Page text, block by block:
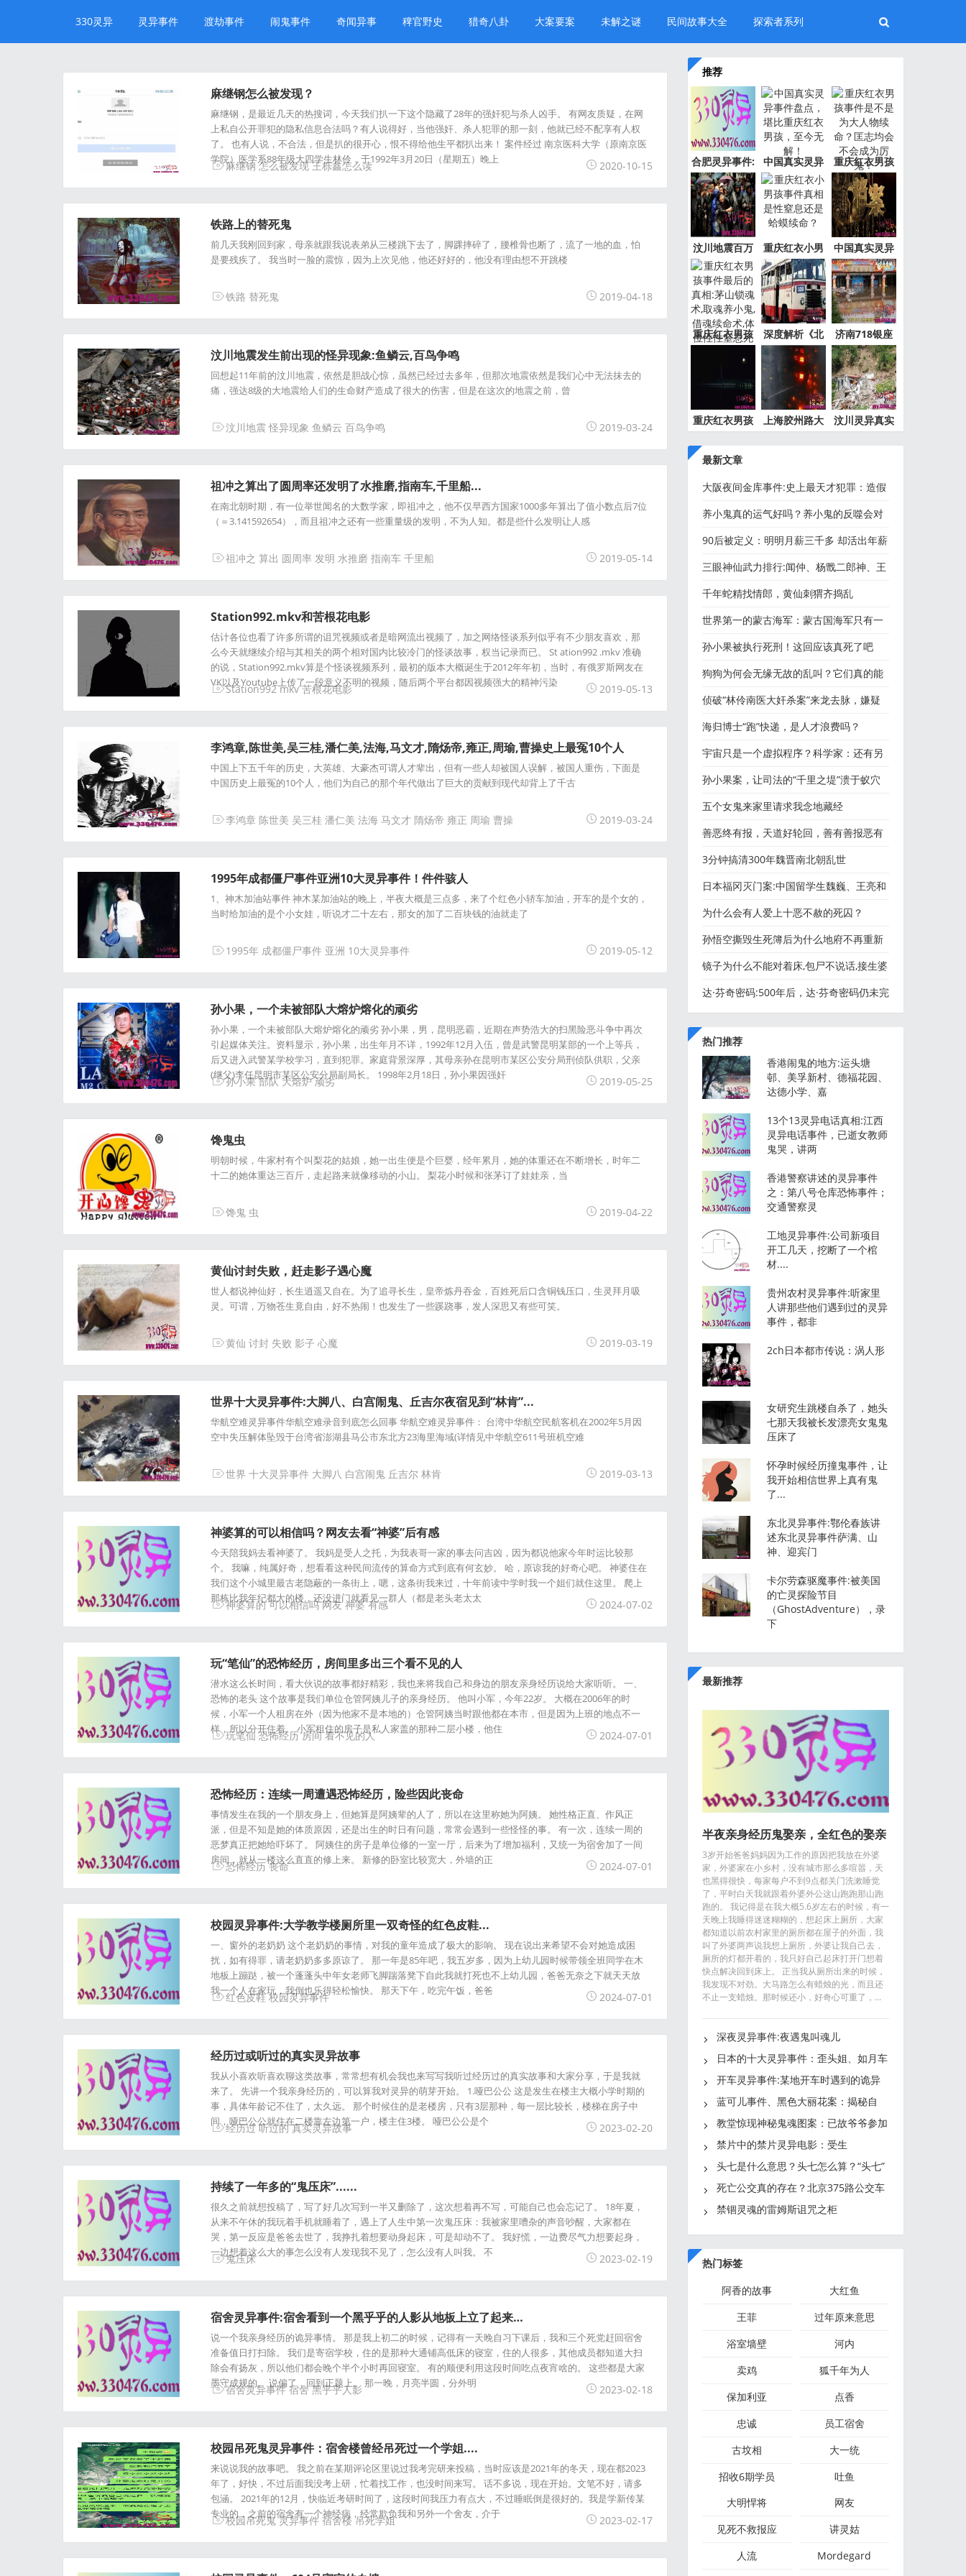
330灵异 灵异事件 渡劫事件 闹鬼事件 奇闻异事 稗官野史 猎奇八卦 大案要案 未解之谜 民间故事大全 探索者系列
麻继钢怎么被发现？
麻继钢，是最近几天的热搜词，今天我们扒一下这个隐藏了28年的强奸犯与杀人凶手。 有网友质疑，在网
上私自公开罪犯的隐私信息合法吗？有人说得好，当他强奸、杀人犯罪的那一刻，他就已经不配享有人权
了。 也有人说，不合法，但是扒的很开心，恨不得给他生平都扒出来！ 案件经过 南京医科大学（原南京医
学院）医学系88年级大四学生林伶，于1992年3月20日（星期五）晚上
麻继钢 怎么被发现 王栎鑫怎么读 2020-10-15
铁路上的替死鬼
前几天我刚回到家，母亲就跟我说表弟从三楼跳下去了，脚踝摔碎了，腰椎骨也断了，流了一地的血，怕
是要残疾了。 我当时一脸的震惊，因为上次见他，他还好好的，他没有理由想不开跳楼
铁路 替死鬼 2019-04-18
汶川地震发生前出现的怪异现象:鱼鳞云,百鸟争鸣
回想起11年前的汶川地震，依然是胆战心惊，虽然已经过去多年，但那次地震依然是我们心中无法抹去的
痛，强达8级的大地震给人们的生命财产造成了很大的伤害，但是在这次的地震之前，曾
汶川地震 怪异现象 鱼鳞云 百鸟争鸣 2019-03-24
祖冲之算出了圆周率还发明了水推磨,指南车,千里船...
在南北朝时期，有一位举世闻名的大数学家，即祖冲之，他不仅早西方国家1000多年算出了值小数点后7位
（＝3.141592654），而且祖冲之还有一些重量级的发明，不为人知。都是些什么发明让人感
祖冲之 算出 圆周率 发明 水推磨 指南车 千里船 2019-05-14
Station992.mkv和苦根花电影
估计各位也看了许多所谓的诅咒视频或者是暗网流出视频了，加之网络怪谈系列似乎有不少朋友喜欢，那
么今天就继续介绍与其相关的两个相对国内比较冷门的怪谈故事，权当记录而已。 St ation992 .mkv 准确
的说，Station992.mkv算是个怪谈视频系列，最初的版本大概诞生于2012年年初，当时，有俄罗斯网友在
VK以及Youtube上传了一段意义不明的视频，随后两个平台都因视频强大的精神污染
Station992 mkv 苦根花电影 2019-05-13
李鸿章,陈世美,吴三桂,潘仁美,法海,马文才,隋炀帝,雍正,周瑜,曹操史上最冤10个人
中国上下五千年的历史，大英雄、大豪杰可谓人才辈出，但有一些人却被国人误解，被国人重伤，下面是
中国历史上最冤的10个人，他们为自己的那个年代做出了巨大的贡献到现代却背上了千古
李鸿章 陈世美 吴三桂 潘仁美 法海 马文才 隋炀帝 雍正 周瑜 曹操 2019-03-24
1995年成都僵尸事件亚洲10大灵异事件！件件骇人
1、神木加油站事件 神木某加油站的晚上，半夜大概是三点多，来了个红色小轿车加油，开车的是个女的，
当时给加油的是个小女娃，听说才二十左右，那女的加了二百块钱的油就走了
1995年 成都僵尸事件 亚洲 10大灵异事件 2019-05-12
孙小果，一个未被部队大熔炉熔化的顽劣
孙小果，一个未被部队大熔炉熔化的顽劣 孙小果，男，昆明恶霸，近期在声势浩大的扫黑险恶斗争中再次
引起媒体关注。资料显示，孙小果，出生年月不详，1992年12月入伍，曾是武警昆明某部的一个上等兵，
后又进入武警某学校学习，直到犯罪。家庭背景深厚，其母亲孙在昆明市某区公安分局刑侦队供职，父亲
(继父)李任昆明市某区公安分局副局长。 1998年2月18日，孙小果因强奸
孙小果 部队 大熔炉 顽劣 2019-05-25
馋鬼虫
明朝时候，牛家村有个叫梨花的姑娘，她一出生便是个巨婴，经年累月，她的体重还在不断增长，时年二
十二的她体重达三百斤，走起路来就像移动的小山。 梨花小时候和张茅订了娃娃亲，当
馋鬼 虫 2019-04-22
黄仙讨封失败，赶走影子遇心魔
世人都说神仙好，长生逍遥又自在。为了追寻长生，皇帝炼丹吞金，百姓死后口含铜钱压口，生灵拜月吸
灵。可谓，万物苍生竟自由，好不热闹！也发生了一些蹊跷事，发人深思又有些可笑。
黄仙 讨封 失败 影子 心魔 2019-03-19
世界十大灵异事件:大脚八、白宫闹鬼、丘吉尔夜宿见到“林肯”...
华航空难灵异事件华航空难录音到底怎么回事 华航空难灵异事件： 台湾中华航空民航客机在2002年5月因
空中失压解体坠毁于台湾省澎湖县马公市东北方23海里海域(详情见中华航空611号班机空难
世界 十大灵异事件 大脚八 白宫闹鬼 丘吉尔 林肯 2019-03-13
神婆算的可以相信吗？网友去看“神婆”后有感
今天陪我妈去看神婆了。 我妈是受人之托，为我表哥一家的事去问吉凶，因为都说他家今年时运比较那
个。 我嘛，纯属好奇，想看看这种民间流传的算命方式到底有何玄妙。 哈，原谅我的好奇心吧。 神婆住在
我们这个小城里最古老隐蔽的一条街上，嗯，这条街我来过，十年前读中学时我一个姐们就住这里。 爬上
那栋比我年纪都大的楼，还没进门就看见一群人（都是老头老太太
神婆算的 可以相信吗 网友 神婆 有感 2024-07-02
玩“笔仙”的恐怖经历，房间里多出三个看不见的人
潜水这么长时间，看大伙说的故事都好精彩，我也来将我自己和身边的朋友亲身经历说给大家听听。 一、
恐怖的老头 这个故事是我们单位仓管阿姨儿子的亲身经历。 他叫小军，今年22岁。 大概在2006年的时
候，小军一个人租房在外（因为他家不是本地的）仓管阿姨当时跟他都在本市，但是因为上班的地点不一
样，所以分开住着。 小军租住的房子是私人家盖的那种二层小楼，他住
玩笔仙 恐怖经历 房间 看不见的人 2024-07-01
恐怖经历：连续一周遭遇恐怖经历，险些因此丧命
事情发生在我的一个朋友身上，但她算是阿姨辈的人了，所以在这里称她为阿姨。 她性格正直、作风正
派，但是不知是她的体质原因，还是出生的时日有问题，常常会遇到一些怪怪的事。 有一次，连续一周的
恶梦真正把她给吓坏了。 阿姨住的房子是单位修的一室一厅，后来为了增加福利，又统一为宿舍加了一间
房间，就从一楼这么直直的修上来。 新修的卧室比较宽大，外墙的正
恐怖经历 丧命 2024-07-01
校园灵异事件:大学教学楼厕所里一双奇怪的红色皮鞋...
一、窗外的老奶奶 这个老奶奶的事情，对我的童年造成了极大的影响。 现在说出来希望不会对她造成困
扰，如有得罪，请老奶奶多多原谅了。 那一年是85年吧，我五岁多，因为上幼儿园时候带领全班同学在木
地板上蹦跶，被一个蓬蓬头中年女老师飞脚踹落凳下自此我就打死也不上幼儿园，爸爸无奈之下就天天放
我一个人在家玩，我倒也乐得轻松愉快。 那天下午，吃完午饭，爸爸
红色皮鞋 校园灵异事件 2024-07-01
经历过或听过的真实灵异故事
我从小喜欢听喜欢聊这类故事，常常想有机会我也来写写我听过经历过的真实故事和大家分享，于是我就
来了。 先讲一个我亲身经历的，可以算我对灵异的萌芽开始。 1.哑巴公公 这是发生在楼主大概小学时期的
事，具体年龄记不住了，太久远。 那个时候住的是老楼房，只有3层那种，每一层比较长，楼梯在房子中
间，哑巴公公就住在二楼靠左边第一户，楼主住3楼。 哑巴公公是个
经历过 听过的 真实灵异故事 2023-02-20
持续了一年多的“鬼压床”......
很久之前就想投稿了，写了好几次写到一半又删除了，这次想着再不写，可能自己也会忘记了。 18年夏，
从来不午休的我玩着手机就睡着了，遇上了人生中第一次鬼压床：我被家里嘈杂的声音吵醒，大家都在
哭，第一反应是爸爸去世了，我挣扎着想要动身起床，可是却动不了。 我好慌，一边费尽气力想要起身，
一边想着这么大的事怎么没有人发现我不见了，怎么没有人叫我。 不
鬼压床 2023-02-19
宿舍灵异事件:宿舍看到一个黑乎乎的人影从地板上立了起来…
说一个我亲身经历的诡异事情。 那是我上初二的时候，记得有一天晚自习下课后，我和三个死党赶回宿舍
准备值日打扫除。 我们是寄宿学校，住的是那种大通铺高低床的寝室，住的人很多，其他成员都知道大扫
除会有扬灰，所以他们都会晚个半个小时再回寝室。 有的顺便利用这段时间吃点夜宵啥的。 这些都是大家
墨守成规的。 说偏了，回到正题上。 那一晚，月亮半圆，分外明
宿舍灵异事件 宿舍 黑乎乎人影 2023-02-18
校园吊死鬼灵异事件：宿舍楼曾经吊死过一个学姐....
来说说我的故事吧。 我之前在某期评论区里说过我考完研来投稿，当时应该是2021年的冬天，现在都2023
年了，好快，不过后面我没考上研，忙着找工作，也没时间来写。 话不多说，现在开始。文笔不好，请多
包涵。 2021年的12月，快临近考研时间了，这段时间我压力有点大，不过睡眠倒是很好的。我是学新传某
专业的，之前的宿舍有一个神经病，经常欺负我和另外一个舍友，介于
校园吊死鬼 灵异事件 宿舍楼 吊死学姐 2023-02-17
推荐
合肥灵异事件:
新加坡
中国真实灵异
事件盘
重庆红衣男孩
事件是
汶川地震百万
“阴兵
重庆红衣小男
孩事件
中国真实灵异
事件绝
重庆红衣男孩
深度解析《北
京公交
济南718银座
灵异事件
重庆红衣男孩
上海胶州路大
汶川灵异真实
最新文章
大阪夜间金库事件:史上最天才犯罪：造假
金库，人们乖乖往里投
养小鬼真的运气好吗？养小鬼的反噬会对
家人不好吗
90后被定义：明明月薪三千多 却活出年薪
百万的姿态
三眼神仙武力排行:闻仲、杨戬二郎神、王
灵官、华光大帝、殷郊
千年蛇精找情郎，黄仙刺猬齐捣乱
世界第一的蒙古海军：蒙古国海军只有一
人会游泳，从没看过海
孙小果被执行死刑！这回应该真死了吧
狗狗为何会无缘无故的乱叫？它们真的能
看见鬼吗？！胆小慎看
侦破“林伶南医大奸杀案”来龙去脉，嫌疑
人麻继钢，在别人眼
海归博士“跑”快递，是人才浪费吗？
宇宙只是一个虚拟程序？科学家：还有另
外一种可能让人绝望！
孙小果案，让司法的“千里之堤”溃于蚁穴
五个女鬼来家里请求我念地藏经
善恶终有报，天道好轮回，善有善报恶有
恶报的故事...
3分钟搞清300年魏晋南北朝乱世
日本福冈灭门案:中国留学生魏巍、王亮和
杨宁在日本被执死刑
为什么会有人爱上十恶不赦的死囚？
孙悟空撕毁生死簿后为什么地府不再重新
写一本生死簿？看下四
镜子为什么不能对着床,包尸不说话,接生婆
和屠夫的红手套,见鬼
达·芬奇密码:500年后，达·芬奇密码仍未完
热门推荐
香港闹鬼的地方:运头塘
邨、美孚新村、德福花园、
达德小学、嘉
13个13灵异电话真相:江西
灵异电话事件，已逝女教师
鬼哭，讲两
香港警察讲述的灵异事件
之：第八号仓库恐怖事件；
交通警察灵
工地灵异事件:公司新项目
开工几天，挖断了一个棺
材....
贵州农村灵异事件:听家里
人讲那些他们遇到过的灵异
事件，都非
2ch日本都市传说：涡人形
女研究生跳楼自杀了，她头
七那天我被长发漂亮女鬼鬼
压床了
怀孕时候经历撞鬼事件，让
我开始相信世界上真有鬼
了...
东北灵异事件:鄂伦春族讲
述东北灵异事件萨满、山
神、迎宾门
卡尔劳森驱魔事件:被美国
的亡灵探险节目
（GhostAdventure），录
下
最新推荐
半夜亲身经历鬼娶亲，全红色的娶亲
队伍，点着蜡烛....
3岁开始爸爸妈妈因为工作的原因把我放在外婆
家，外婆家在小乡村，没有城市那么多喧嚣，天
也黑得很快，每家每户不到9点都关门洗漱睡觉
了，平时白天我就跟着外婆外公这山跑跑那山跑
跑的。 我记得是在我大概5.6岁左右的时候，有一
天晚上我睡得迷迷糊糊的，想起床上厕所，大家
都知道以前农村家里的厕所都在屋子的外面，我
叫了外婆两声说我想上厕所，外婆让我自己去，
厕所的灯都开着的，我只好自己起床打开门想着
快点解决回到床上。 正当我从厕所出来的时候，
我发现不对劲。大马路怎么有蜡烛的光，而且还
不止一支蜡烛。那时候还小，好奇心可重了，...
深夜灵异事件:夜遇鬼叫魂儿
日本的十大灵异事件：歪头姐、如月车
站真相至今未解
开车灵异事件:某地开车时遇到的诡异
事件
蓝可儿事件、黑色大丽花案：揭秘自
杀、谋杀频发的塞西尔酒店
教堂惊现神秘鬼魂图案：已故爷爷参加
女儿洗礼？
禁片中的禁片灵异电影：受生
（Begotten）
头七是什么意思？头七怎么算？“头七”
真的会回魂吗？
死亡公交真的存在？北京375路公交车
灵异事件真相大揭秘
禁锢灵魂的雷姆斯诅咒之柜
热门标签
阿香的故事
大红鱼
王菲
过年原来意思
浴室墙壁
河内
卖鸡
狐千年为人
保加利亚
点香
忠诚
员工宿舍
古坟相
大一统
招收6期学员
吐鱼
大明悍将
网友
见死不救报应
讲灵姑
人流
Mordegard